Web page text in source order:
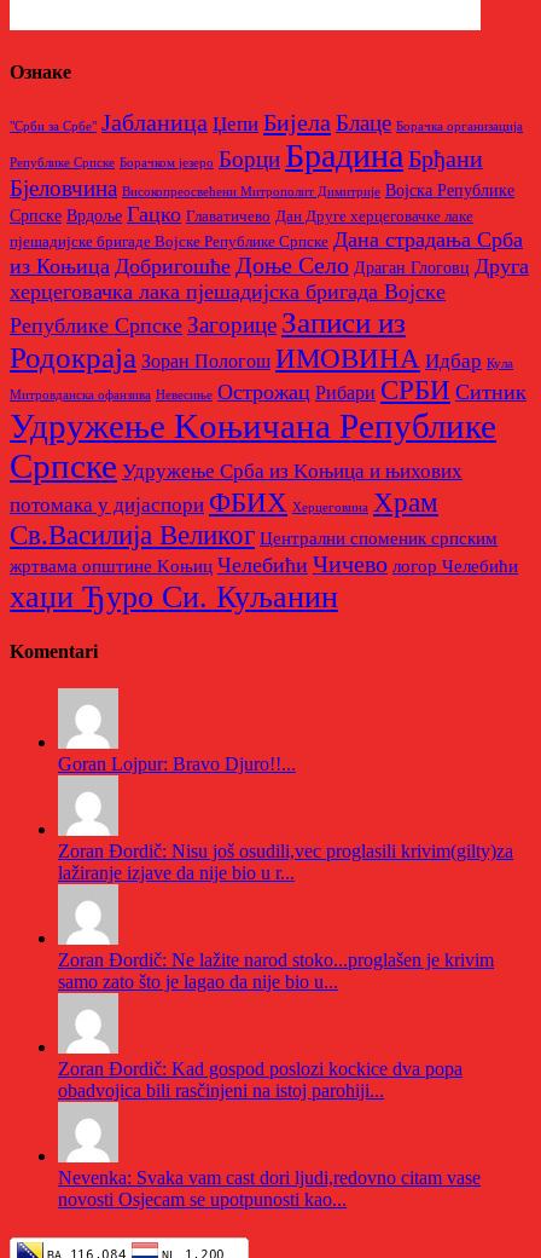
Ознаке
"Срби за Србе" Јабланица Џепи Бијела Блаце Борачкa организацијa
Републике Српске Борачком језеро Борци Брадина Брђани
Бјеловчина Високопреосвећени Митрополит Димитрије Војска Републике
Српске Врдоље Гацко Главатичево Дан Друге херцеговачке лаке
пјешадијске бригаде Војске Републике Српске Дана страдања Срба
из Коњица Добригошће Доње Село Драган Глоговц Друга
херцеговачка лака пјешадијска бригада Војске
Републике Српске Загорице Записи из
Родoкраја Зоран Пологош ИМОВИНА Идбар Кула
Митровданска офанзива Невесињe Острожац Рибари СРБИ Ситник
Удружење Kоњичана Републике
Српске Удружење Срба из Kоњица и њихових
потомака у дијаспори ФБИХ Херцеговина Храм
Св.Василија Великог Централни споменик српским
жртвама општине Kоњиц Челебићи Чичево логор Челебићи
хаџи Ђуро Си. Куљанин
Komentari
Goran Lojpur: Bravo Djuro!!...
Zoran Đordič: Nisu još osudili,vec proglasili krivim(gilty)za
lažiranje izjave da nije bio u r...
Zoran Đordič: Ne lažite narod stoko...proglašen je krivim
samo zato što je lagao da nije bio u...
Zoran Đordič: Kad gospod poslozi kockice dva popa
obadvojica bili rasčinjeni na istoj parohiji...
Nevenka: Svaka vam cast dori ljudi,redovno citam vase
novosti Osjecam se upotpunosti kao...